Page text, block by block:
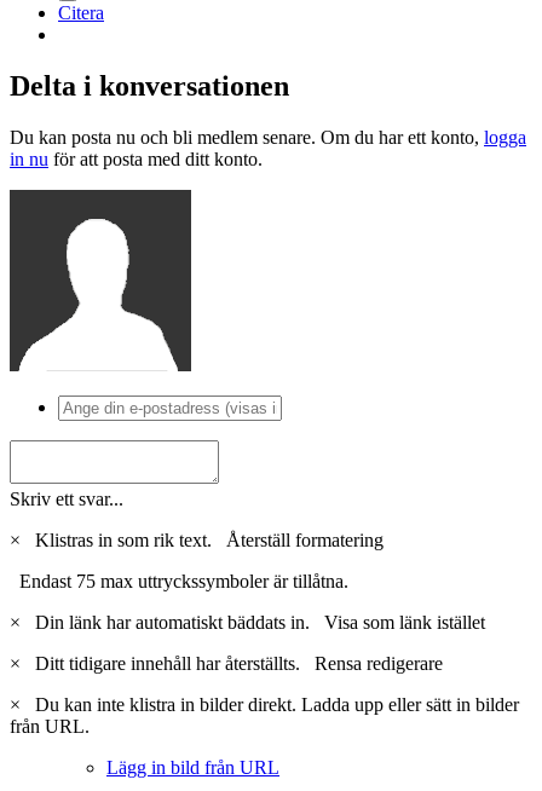
Citera
Delta i konversationen
Du kan posta nu och bli medlem senare. Om du har ett konto, logga
in nu för att posta med ditt konto.
Skriv ett svar...
×
Klistras in som rik text. Återställ formatering
Endast 75 max uttryckssymboler är tillåtna.
×
Din länk har automatiskt bäddats in. Visa som länk istället
×
Ditt tidigare innehåll har återställts. Rensa redigerare
×
Du kan inte klistra in bilder direkt. Ladda upp eller sätt in bilder
från URL.
Lägg in bild från URL